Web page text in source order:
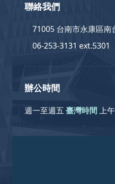
聯絡我們
71005 台南市永康區南
06-253-3131 ext.5301
辦公時間
週一至週五 臺灣時間上